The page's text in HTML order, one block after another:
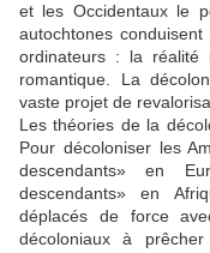
et les Occidentaux le
autochtones
ordinateurs : la réalité
romantique. La
vaste projet de
Les théories de la
Pour décoloniser les
descendants» en
descendants» en
déplacés de force
décoloniaux à